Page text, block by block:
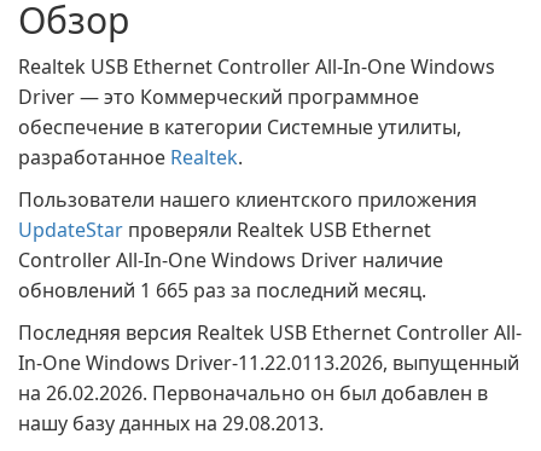
Обзор
Realtek USB Ethernet Controller All-In-One Windows
Driver — это Коммерческий программное
обеспечение в категории Системные утилиты,
разработанное Realtek.
Пользователи нашего клиентского приложения
UpdateStar проверяли Realtek USB Ethernet
Controller All-In-One Windows Driver наличие
обновлений 1 665 раз за последний месяц.
Последняя версия Realtek USB Ethernet Controller All-
In-One Windows Driver-11.22.0113.2026, выпущенный
на 26.02.2026. Первоначально он был добавлен в
нашу базу данных на 29.08.2013.